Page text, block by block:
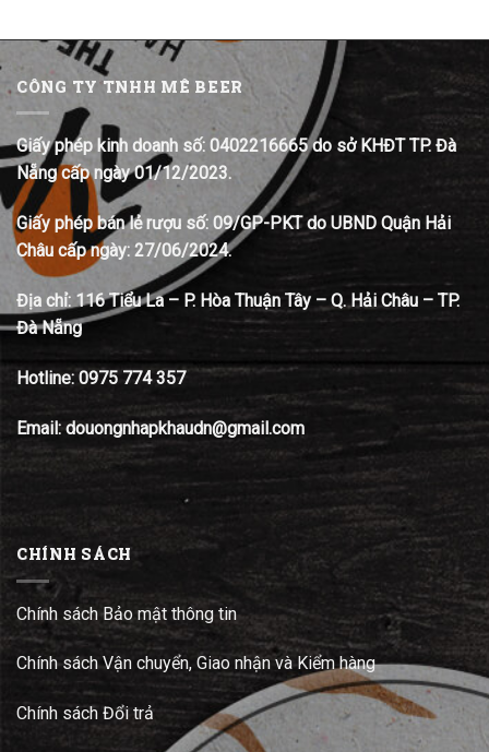
CÔNG TY TNHH MÊ BEER
Giấy phép kinh doanh số: 0402216665 do sở KHĐT TP. Đà
Nẵng cấp ngày 01/12/2023.
Giấy phép bán lẻ rượu số: 09/GP-PKT do UBND Quận Hải
Châu cấp ngày: 27/06/2024.
Địa chỉ: 116 Tiểu La – P. Hòa Thuận Tây – Q. Hải Châu – TP.
Đà Nẵng
Hotline: 0975 774 357
Email: douongnhapkhaudn@gmail.com
CHÍNH SÁCH
Chính sách Bảo mật thông tin
Chính sách Vận chuyển, Giao nhận và Kiểm hàng
Chính sách Đổi trả